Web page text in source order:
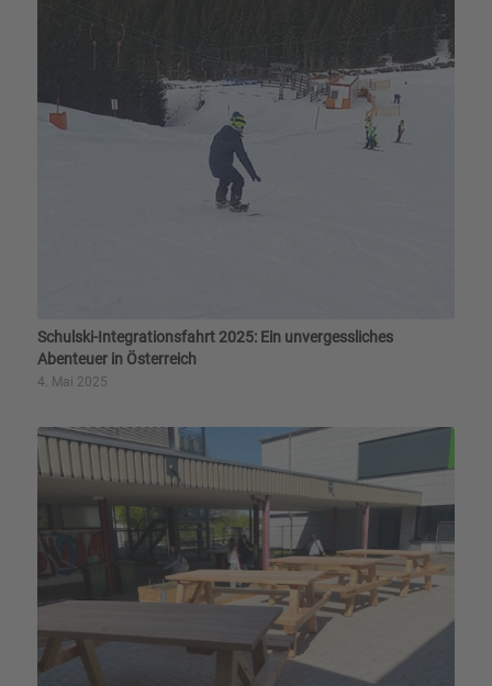
Schulski-Integra­tionsfahrt 2025: Ein unvergessliches
Abenteuer in Österreich
4. Mai 2025